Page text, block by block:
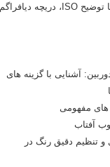
درک نوردهی – همراه با توضیح ISO، دریچه دیافراگم
آشنایی با گزینه های
مفهومی
آفتاب
و تنظیم دقیق رنگ در